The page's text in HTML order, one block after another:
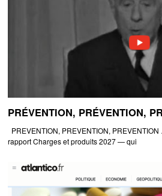
PRÉVENTION, PRÉVENTION,
PREVENTION, PREVENTION,
rapport Charges et produits 2027 — qui